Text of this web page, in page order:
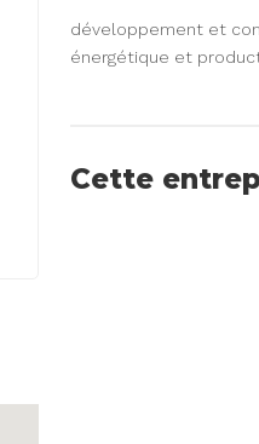
développement et
énergétique et
Cette